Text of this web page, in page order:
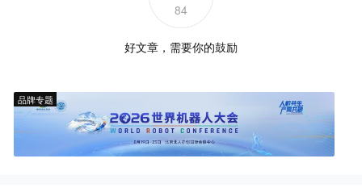
84
好文章，需要你的鼓励
品牌专题